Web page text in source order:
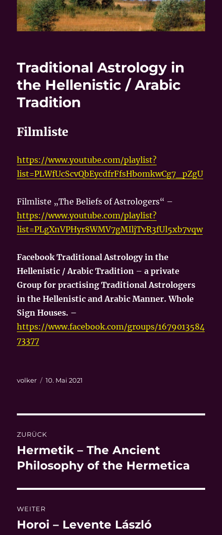
Traditional Astrology in
the Hellenistic / Arabic
Tradition
Filmliste
https://www.youtube.com/playlist?
list=PLWfUcScvQbEycdfrFfsHbomkwCg7_pZgU
Filmliste „The Beliefs of Astrologers“ –
https://www.youtube.com/playlist?
list=PLgXnVPHyr8WMV7gMIljTvR3fUl5xb7vqw
FacebookTraditional Astrology in the
Hellenistic / Arabic Tradition –a private
Group for practising Traditional Astrologers
in the Hellenistic and Arabic Manner. Whole
Sign Houses. –
https://www.facebook.com/groups/1679013584
73377
Autor
volker
Veröffentlicht
10. Mai 2021
ZURÜCK
Vorheriger
Beitrag:
Hermetik – The Ancient
Philosophy of the Hermetica
WEITER
Nächster
Horoi – Levente László